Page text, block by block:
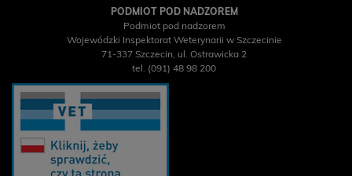
PODMIOT POD NADZOREM
Podmiot pod nadzorem
Wojewódzki Inspektorat Weterynarii w Szczecinie
71-337 Szczecin, ul. Ostrawicka 2
tel. (091) 48 98 200